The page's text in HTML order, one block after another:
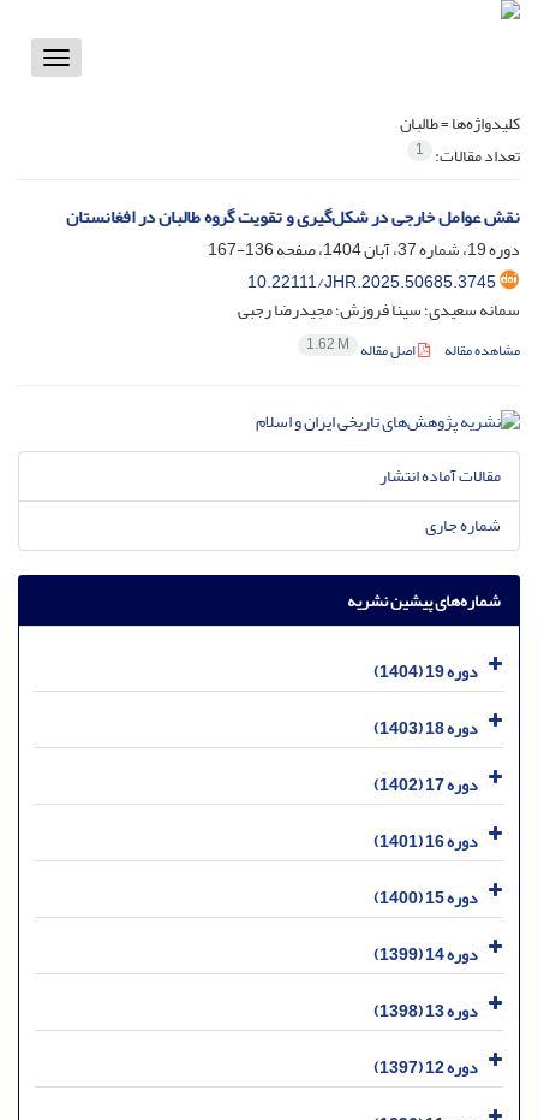
Toggle
کلیدواژه‌ها =طالبان
تعداد مقالات: 1
نقش عوامل خارجی در شکل‌گیری و تقویت گروه طالبان در افغانستان
دوره 19، شماره 37، آبان 1404، صفحه
136-167
10.22111/JHR.2025.50685.3745
سمانه سعیدی؛ سینا فروزش؛ مجیدرضا رجبی
مشاهده مقاله اصل مقاله 1.62 M
مقالات آماده انتشار
شماره جاری
شماره‌های پیشین نشریه
دوره 19 (1404)
دوره 18 (1403)
دوره 17 (1402)
دوره 16 (1401)
دوره 15 (1400)
دوره 14 (1399)
دوره 13 (1398)
دوره 12 (1397)